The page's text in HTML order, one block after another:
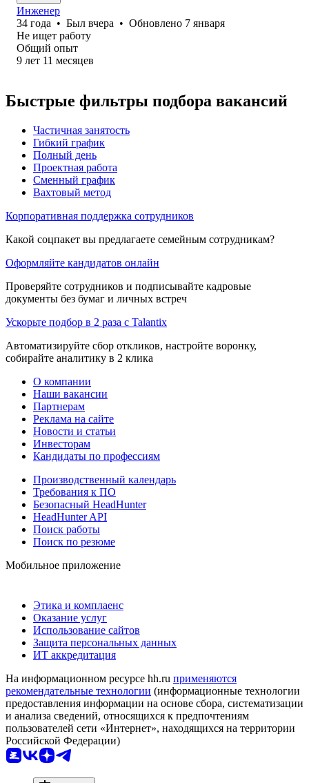
Инженер
34 года • Был вчера • Обновлено 7 января
Не ищет работу
Общий опыт
9 лет 11 месяцев
Быстрые фильтры подбора вакансий
Частичная занятость
Гибкий график
Полный день
Проектная работа
Сменный график
Вахтовый метод
Корпоративная поддержка сотрудников
Какой соцпакет вы предлагаете семейным сотрудникам?
Оформляйте кандидатов онлайн
Проверяйте сотрудников и подписывайте кадровые
документы без бумаг и личных встреч
Ускорьте подбор в 2 раза с Talantix
Автоматизируйте сбор откликов, настройте воронку,
собирайте аналитику в 2 клика
О компании
Наши вакансии
Партнерам
Реклама на сайте
Новости и статьи
Инвесторам
Кандидаты по профессиям
Производственный календарь
Требования к ПО
Безопасный HeadHunter
HeadHunter API
Поиск работы
Поиск по резюме
Мобильное приложение
Этика и комплаенс
Оказание услуг
Использование сайтов
Защита персональных данных
ИТ аккредитация
На информационном ресурсе hh.ru применяются
рекомендательные технологии (информационные технологии
предоставления информации на основе сбора, систематизации
и анализа сведений, относящихся к предпочтениям
пользователей сети «Интернет», находящихся на территории
Российской Федерации)